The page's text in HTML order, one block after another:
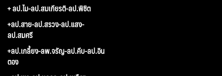
+ ลป.ไม-ลป.สมเกียรติ-ลป.พิชิต
+ลป.สาย-ลป.สรวง-ลป.แสง-
ลป.สมศรี
+ลป.เกลี้ยง-ลพ.จรัญ-ลป.คีบ-ลป.อิน
ตอง